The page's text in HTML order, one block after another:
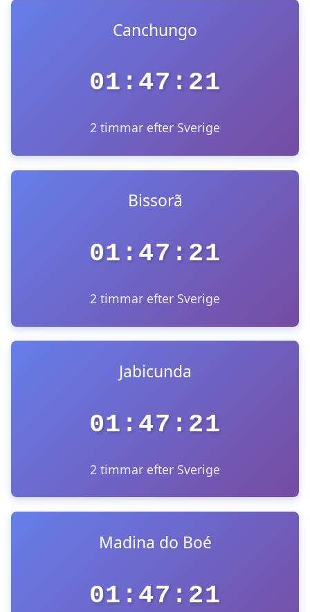
Canchungo
01:47:21
2 timmar efter Sverige
Bissorã
01:47:21
2 timmar efter Sverige
Jabicunda
01:47:21
2 timmar efter Sverige
Madina do Boé
01:47:21